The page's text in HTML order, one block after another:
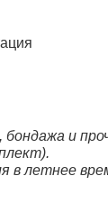
и
в летнее